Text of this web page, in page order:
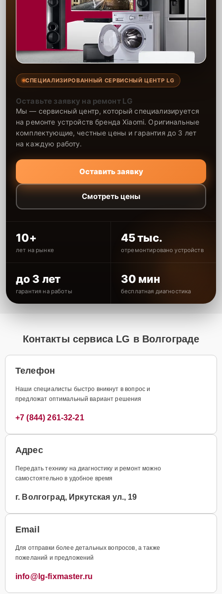
СПЕЦИАЛИЗИРОВАННЫЙ СЕРВИСНЫЙ ЦЕНТР LG
Оставьте заявку на ремонт LG
Мы — сервисный центр, который специализируется
на ремонте устройств бренда Xiaomi. Оригинальные
комплектующие, честные цены и гарантия до 3 лет
на каждую работу.
Оставить заявку
Смотреть цены
10+
лет на рынке
45 тыс.
отремонтировано устройств
до 3 лет
гарантия на работы
30 мин
бесплатная диагностика
Контакты сервиса LG в Волгограде
Телефон
Наши специалисты быстро вникнут в вопрос и
предложат оптимальный вариант решения
+7 (844) 261-32-21
Адрес
Передать технику на диагностику и ремонт можно
самостоятельно в удобное время
г. Волгоград, Иркутская ул., 19
Email
Для отправки более детальных вопросов, а также
пожеланий и предложений
info@lg-fixmaster.ru